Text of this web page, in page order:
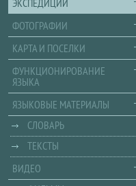
ЭКСПЕДИЦИИ
ФОТОГРАФИИ
КАРТА И ПОСЕЛКИ
ФУНКЦИОНИРОВАНИЕ
ЯЗЫКА
ЯЗЫКОВЫЕ МАТЕРИАЛЫ
СЛОВАРЬ
ТЕКСТЫ
ВИДЕО